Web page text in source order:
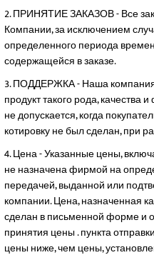
ПРИНЯТИЕ ЗАКАЗОВ - Все
Компании, за исключением
определенного периода
содержащейся в заказе.
ПОДДЕРЖКА - Наша компания
продукт такого рода,
не допускается, когда
котировку не был сделан, при
Цена - Указанные цены,
не назначена фирмой на
передачей, выданной или
компании. Цена, назначенная
сделан в письменной форме и
принятия цены . пункта
цены ниже, чем цены,